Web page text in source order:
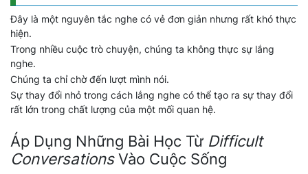
Đây là một nguyên tắc nghe có vẻ đơn giản nhưng rất khó thực
hiện.
Trong nhiều cuộc trò chuyện, chúng ta không thực sự lắng
nghe.
Chúng ta chỉ chờ đến lượt mình nói.
Sự thay đổi nhỏ trong cách lắng nghe có thể tạo ra sự thay đổi
rất lớn trong chất lượng của một mối quan hệ.
Áp Dụng Những Bài Học Từ Difficult
ConversationsVào Cuộc Sống